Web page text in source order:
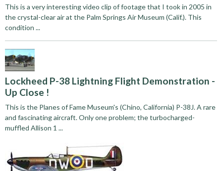
This is a very interesting video clip of footage that I took in 2005 in
the crystal-clear air at the Palm Springs Air Museum (Calif.). This
condition ...
Lockheed P-38 Lightning Flight Demonstration -
Up Close !
This is the Planes of Fame Museum's (Chino, California) P-38J. A rare
and fascinating aircraft. Only one problem; the turbocharged-
muffled Allison 1 ...